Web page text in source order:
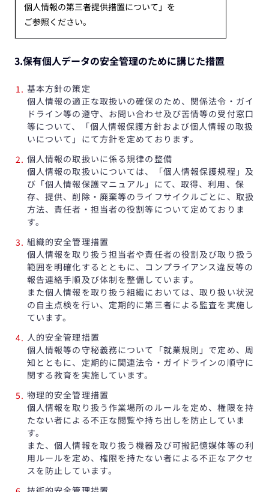
個人情報の第三者提供措置について」を
ご参照ください。
3.保有個人データの安全管理のために講じた措置
基本方針の策定
個人情報の適正な取扱いの確保のため、関係法令・ガイ
ドライン等の遵守、お問い合わせ及び苦情等の受付窓口
等について、「個人情報保護方針および個人情報の取扱
いについて」にて方針を定めております。
個人情報の取扱いに係る規律の整備
個人情報の取扱いについては、「個人情報保護規程」及
び「個人情報保護マニュアル」にて、取得、利用、保
存、提供、削除・廃棄等のライフサイクルごとに、取扱
方法、責任者・担当者の役割等について定めておりま
す。
組織的安全管理措置
個人情報を取り扱う担当者や責任者の役割及び取り扱う
範囲を明確化するとともに、コンプライアンス違反等の
報告連絡手順及び体制を整備しています。
また個人情報を取り扱う組織においては、取り扱い状況
の自主点検を行い、定期的に第三者による監査を実施し
ています。
人的安全管理措置
個人情報等の守秘義務について「就業規則」で定め、周
知とともに、定期的に関連法令・ガイドラインの順守に
関する教育を実施しています。
物理的安全管理措置
個人情報を取り扱う作業場所のルールを定め、権限を持
たない者による不正な閲覧や持ち出しを防止していま
す。
また、個人情報を取り扱う機器及び可搬記憶媒体等の利
用ルールを定め、権限を持たない者による不正なアクセ
スを防止しています。